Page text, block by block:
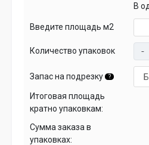
В
Введите площадь м2
Количество упаковок
Запас на подрезку ?
Итоговая площадь
кратно упаковкам:
Сумма заказа в
упаковках: